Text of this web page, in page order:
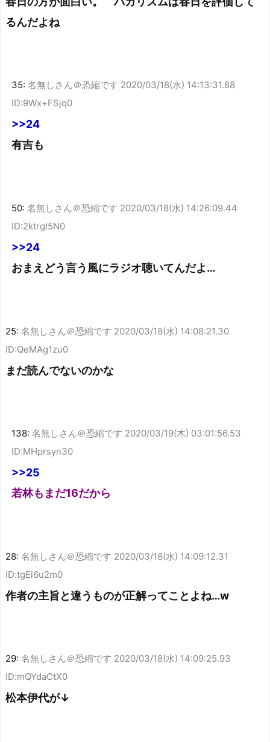
るんだよね
35: 名無しさん＠恐縮です 2020/03/18(水) 14:13:31.88
ID:9Wx+FSjq0
>>24
有吉も
50: 名無しさん＠恐縮です 2020/03/18(水) 14:26:09.44
ID:2ktrgI5N0
>>24
おまえどう言う風にラジオ聴いてんだよ…
25: 名無しさん＠恐縮です 2020/03/18(水) 14:08:21.30
ID:QeMAg1zu0
まだ読んでないのかな
138: 名無しさん＠恐縮です 2020/03/19(木) 03:01:56.53
ID:MHprsyn30
>>25
若林もまだ16だから
28: 名無しさん＠恐縮です 2020/03/18(水) 14:09:12.31
ID:tgEi6u2m0
作者の主旨と違うものが正解ってことよね…w
29: 名無しさん＠恐縮です 2020/03/18(水) 14:09:25.93
ID:mQYdaCtX0
松本伊代が↓